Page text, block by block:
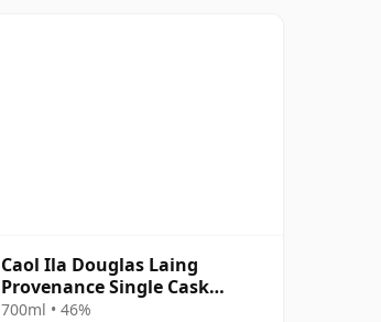
Caol Ila Douglas Laing
Provenance Single Cask
#14552 2010 10 年
700ml • 46%